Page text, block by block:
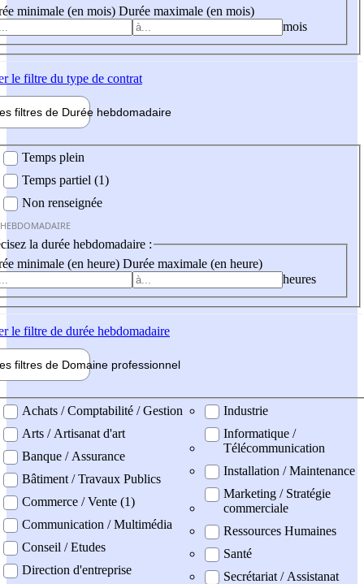
minimale (en mois) Durée maximale (en mois)
mois
le filtre du type de contrat
filtres de Durée hebdomadaire
Temps plein
Temps partiel (1)
Non renseignée
la durée hebdomadaire :
minimale (en heure) Durée maximale (en heure)
heures
le filtre de durée hebdomadaire
filtres de Domaine professionnel
professionel
Achats / Comptabilité / Gestion
Arts / Artisanat d'art
Banque / Assurance
Bâtiment / Travaux Publics
Commerce / Vente (1)
Communication / Multimédia
Conseil / Etudes
Direction d'entreprise
Industrie
Informatique /
Télécommunication
Installation / Maintenance
Marketing / Stratégie
commerciale
Ressources Humaines
Santé
Secrétariat / Assistanat